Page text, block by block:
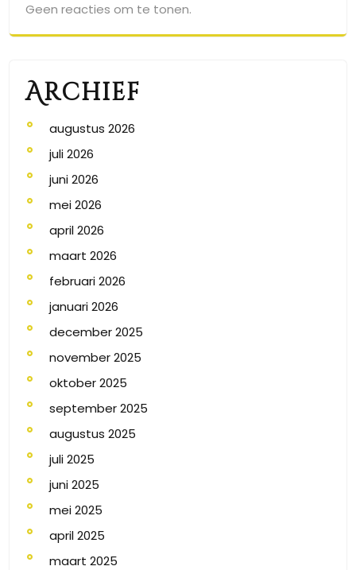
Geen reacties om te tonen.
Archief
augustus 2026
juli 2026
juni 2026
mei 2026
april 2026
maart 2026
februari 2026
januari 2026
december 2025
november 2025
oktober 2025
september 2025
augustus 2025
juli 2025
juni 2025
mei 2025
april 2025
maart 2025